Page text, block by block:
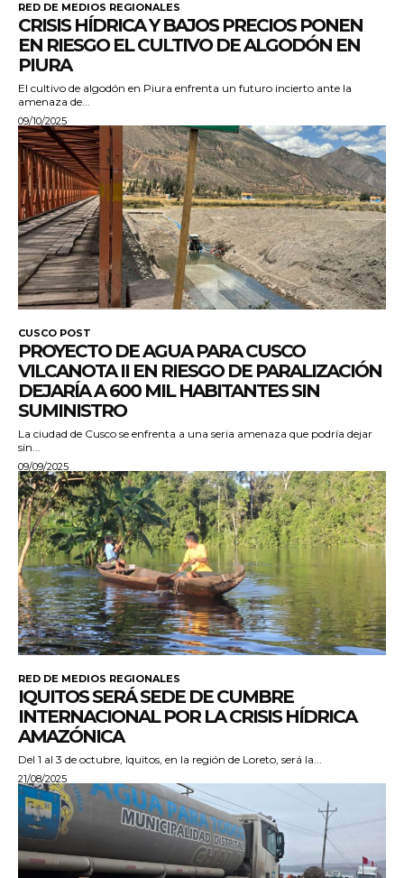
RED DE MEDIOS REGIONALES
CRISIS HÍDRICA Y BAJOS PRECIOS PONEN
EN RIESGO EL CULTIVO DE ALGODÓN EN
PIURA
El cultivo de algodón en Piura enfrenta un futuro incierto ante la
amenaza de...
09/10/2025
CUSCO POST
PROYECTO DE AGUA PARA CUSCO
VILCANOTA II EN RIESGO DE PARALIZACIÓN
DEJARÍA A 600 MIL HABITANTES SIN
SUMINISTRO
La ciudad de Cusco se enfrenta a una seria amenaza que podría dejar
sin...
09/09/2025
RED DE MEDIOS REGIONALES
IQUITOS SERÁ SEDE DE CUMBRE
INTERNACIONAL POR LA CRISIS HÍDRICA
AMAZÓNICA
Del 1 al 3 de octubre, Iquitos, en la región de Loreto, será la...
21/08/2025